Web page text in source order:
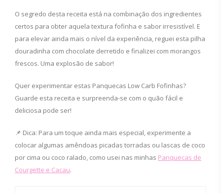
O segredo desta receita está na combinação dos ingredientes
certos para obter aquela textura fofinha e sabor irresistível. E
para elevar ainda mais o nível da experiência, reguei esta pilha
douradinha com chocolate derretido e finalizei com morangos
frescos. Uma explosão de sabor!
Quer experimentar estas Panquecas Low Carb Fofinhas?
Guarde esta receita e surpreenda-se com o quão fácil e
deliciosa pode ser!
📌 Dica: Para um toque ainda mais especial, experimente a
colocar algumas amêndoas picadas torradas ou lascas de coco
por cima ou coco ralado, como usei nas minhas Panquecas de
Courgette e Cacau.